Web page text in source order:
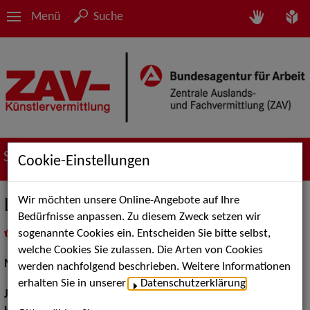
Menü Suche
Suche nach Künstler*innen
Lea S.
als PDF speichern
inMeine Merklistelegen
Models / Werbung:Fotomodell, Mannequin
Jahrgang:
Cookie-Einstellungen
Wir möchten unsere Online-Angebote auf Ihre
Bedürfnisse anpassen. Zu diesem Zweck setzen wir
sogenannte Cookies ein. Entscheiden Sie bitte selbst,
welche Cookies Sie zulassen. Die Arten von Cookies
werden nachfolgend beschrieben. Weitere Informationen
erhalten Sie in unserer
Datenschutzerklärung